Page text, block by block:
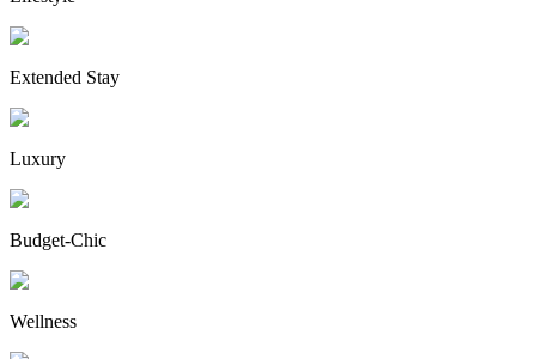
Extended Stay
Luxury
Budget-Chic
Wellness